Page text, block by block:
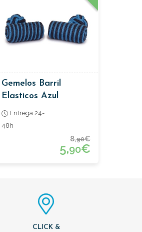
Gemelos Barril
Elasticos Azul
Entrega 24-
48h
8,90€
5,90€
CLICK &